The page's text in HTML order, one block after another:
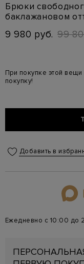
Брюки
баклажановом
9 980 руб. 99
При покупке этой
покупку!
Добавить в
Ежедневно с 10:00 до